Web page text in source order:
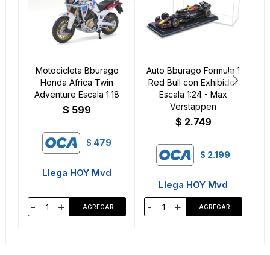
Motocicleta Bburago
Honda Africa Twin
Adventure Escala 1:18
$ 599
$ 479
Llega HOY Mvd
- +
Auto Bburago Formula 1
Red Bull con Exhibidor
Escala 1:24 - Max
Verstappen
$ 2.749
$ 2.199
Llega HOY Mvd
- +